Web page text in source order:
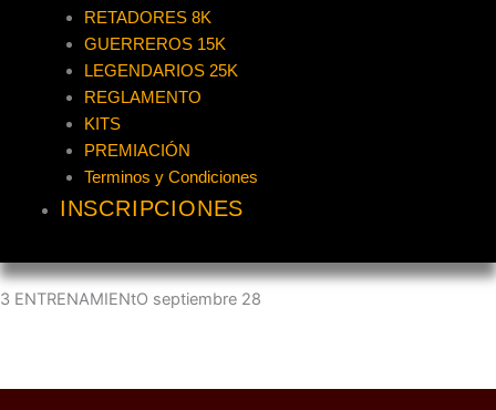
RETADORES 8K
GUERREROS 15K
LEGENDARIOS 25K
REGLAMENTO
KITS
PREMIACIÓN
Terminos y Condiciones
INSCRIPCIONES
3 ENTRENAMIENtO septiembre 28